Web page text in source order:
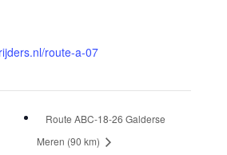
route-a-07
Route ABC-18-26 Galderse
Meren (90 km)